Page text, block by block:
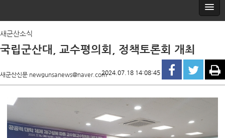
새군산소식
국립군산대, 교수평의회, 정책토론회 개최
새군산신문 newgunsanews@naver.com2024.07.18 14:08:45